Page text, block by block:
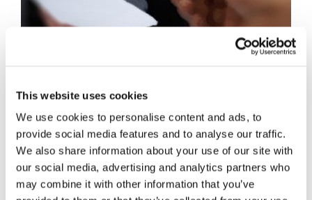
This website uses cookies
We use cookies to personalise content and ads, to
provide social media features and to analyse our traffic.
We also share information about your use of our site with
our social media, advertising and analytics partners who
may combine it with other information that you’ve
Parere di congruità
sulla parcella legale,
c'è l'onere di
motivazione?